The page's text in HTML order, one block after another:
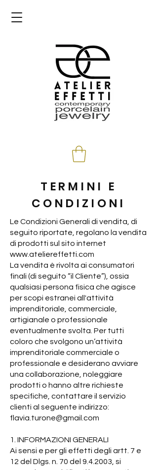
TERMINI E
CONDIZ IONI
Le Condizioni Generali di vendita, di
seguito riportate, regolano la vendita
di prodotti sul sito internet
www.ateliereffetti.com
La vendita è rivolta ai consumatori
finali (di seguito “il Cliente”), ossia
qualsiasi persona fisica che agisce
per scopi estranei all'attività
imprenditoriale, commerciale,
artigianale o professionale
eventualmente svolta. Per tutti
coloro che svolgono un’attività
imprenditoriale commerciale o
professionale e desiderano avviare
una collaborazione, noleggiare
prodotti o hanno altre richieste
specifiche, contattare il servizio
clienti al seguente indirizzo:
flavia.turone@gmail.com
1. INFORMAZIONI GENERALI
Ai sensi e per gli effetti degli artt. 7 e
12 del Dlgs. n. 70 del 9.4.2003, si